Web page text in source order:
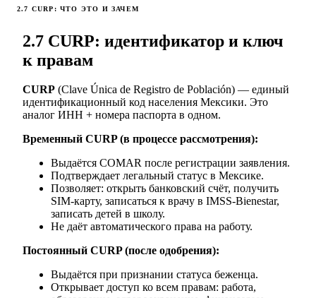
2.7 CURP: ЧТО ЭТО И ЗАЧЕМ
2.7 CURP: идентификатор и ключ
к правам
CURP (Clave Única de Registro de Población) — единый
идентификационный код населения Мексики. Это
аналог ИНН + номера паспорта в одном.
Временный CURP (в процессе рассмотрения):
Выдаётся COMAR после регистрации заявления.
Подтверждает легальный статус в Мексике.
Позволяет: открыть банковский счёт, получить
SIM-карту, записаться к врачу в IMSS-Bienestar,
записать детей в школу.
Не даёт автоматического права на работу.
Постоянный CURP (после одобрения):
Выдаётся при признании статуса беженца.
Открывает доступ ко всем правам: работа,